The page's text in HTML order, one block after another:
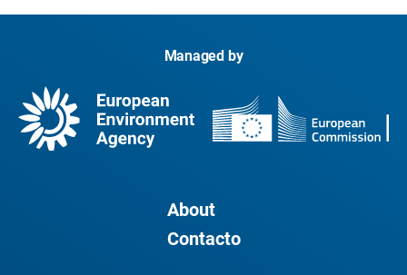
Managed by
About
Contacto